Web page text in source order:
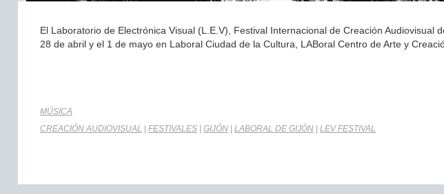
El Laboratorio de Electrónica Visual (L.E.V), Festival Internacional de Creación Audiovisual
28 de abril y el 1 de mayo en Laboral Ciudad de la Cultura, LABoral Centro de Arte y
MÚSICA
CREACIÓN AUDIOVISUAL
FESTIVALES GIJÓN LABORAL DE GIJÓN LEV FESTIVAL